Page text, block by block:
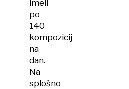
imeli
po
140
kompozicij
na
dan.
Na
splošno